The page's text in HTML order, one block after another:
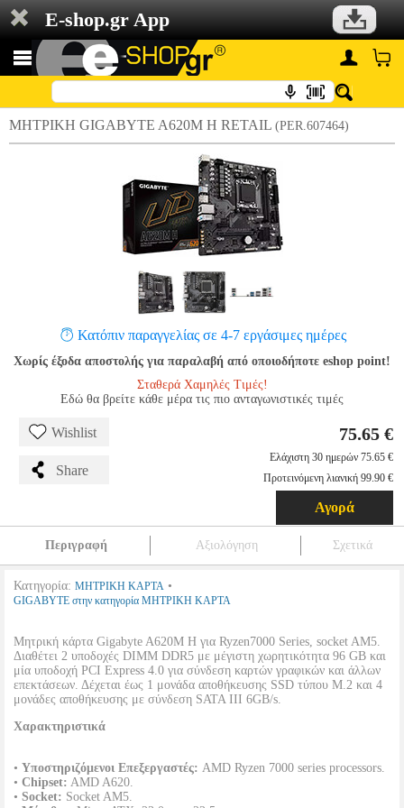
E-shop.gr App
ΜΗΤΡΙΚΗ GIGABYTE A620M H RETAIL (PER.607464)
Κατόπιν παραγγελίας σε 4-7 εργάσιμες ημέρες
Χωρίς έξοδα αποστολής για παραλαβή από οποιοδήποτε eshop point!
Σταθερά Χαμηλές Τιμές!
Εδώ θα βρείτε κάθε μέρα τις πιο ανταγωνιστικές τιμές
Wishlist
Share
75.65 €
Ελάχιστη 30 ημερών 75.65 €
Προτεινόμενη λιανική 99.90 €
Αγορά
Περιγραφή Αξιολόγηση Σχετικά
Κατηγορία: ΜΗΤΡΙΚΗ ΚΑΡΤΑ •
GIGABYTE στην κατηγορία ΜΗΤΡΙΚΗ ΚΑΡΤΑ
Μητρική κάρτα Gigabyte A620M H για Ryzen7000 Series, socket AM5.
Διαθέτει 2 υποδοχές DIMM DDR5 με μέγιστη χωρητικότητα 96 GB και
μία υποδοχή PCI Express 4.0 για σύνδεση καρτών γραφικών και άλλων
επεκτάσεων. Δέχεται έως 1 μονάδα αποθήκευσης SSD τύπου M.2 και 4
μονάδες αποθήκευσης με σύνδεση SATA III 6GB/s.
Χαρακτηριστικά
• Υποστηριζόμενοι Επεξεργαστές: AMD Ryzen 7000 series processors.
• Chipset: AMD A620.
• Socket: Socket AM5.